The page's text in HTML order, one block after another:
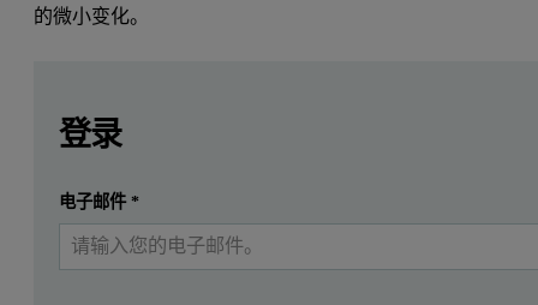
的微小变化。
动态光散射是用于检测样品粒径，特别是亚微米级
提交 我已经有一个帐户
登录
电子邮件*